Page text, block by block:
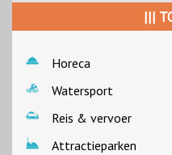
|||
Horeca
Watersport
Reis & vervoer
Attractieparken